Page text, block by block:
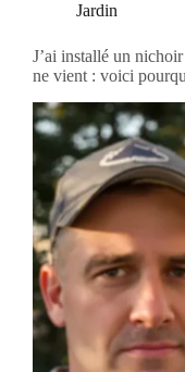
Jardin
J’ai installé un
ne vient : voici